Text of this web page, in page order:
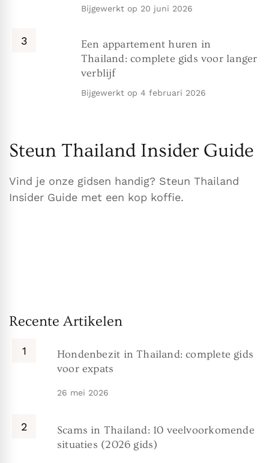
Bijgewerkt op 20 juni 2026
Een appartement huren in
Thailand: complete gids voor langer
verblijf
Bijgewerkt op 4 februari 2026
Steun Thailand Insider Guide
Vind je onze gidsen handig? Steun Thailand
Insider Guide met een kop koffie.
Recente Artikelen
Hondenbezit in Thailand: complete gids
voor expats
26 mei 2026
Scams in Thailand: 10 veelvoorkomende
situaties (2026 gids)